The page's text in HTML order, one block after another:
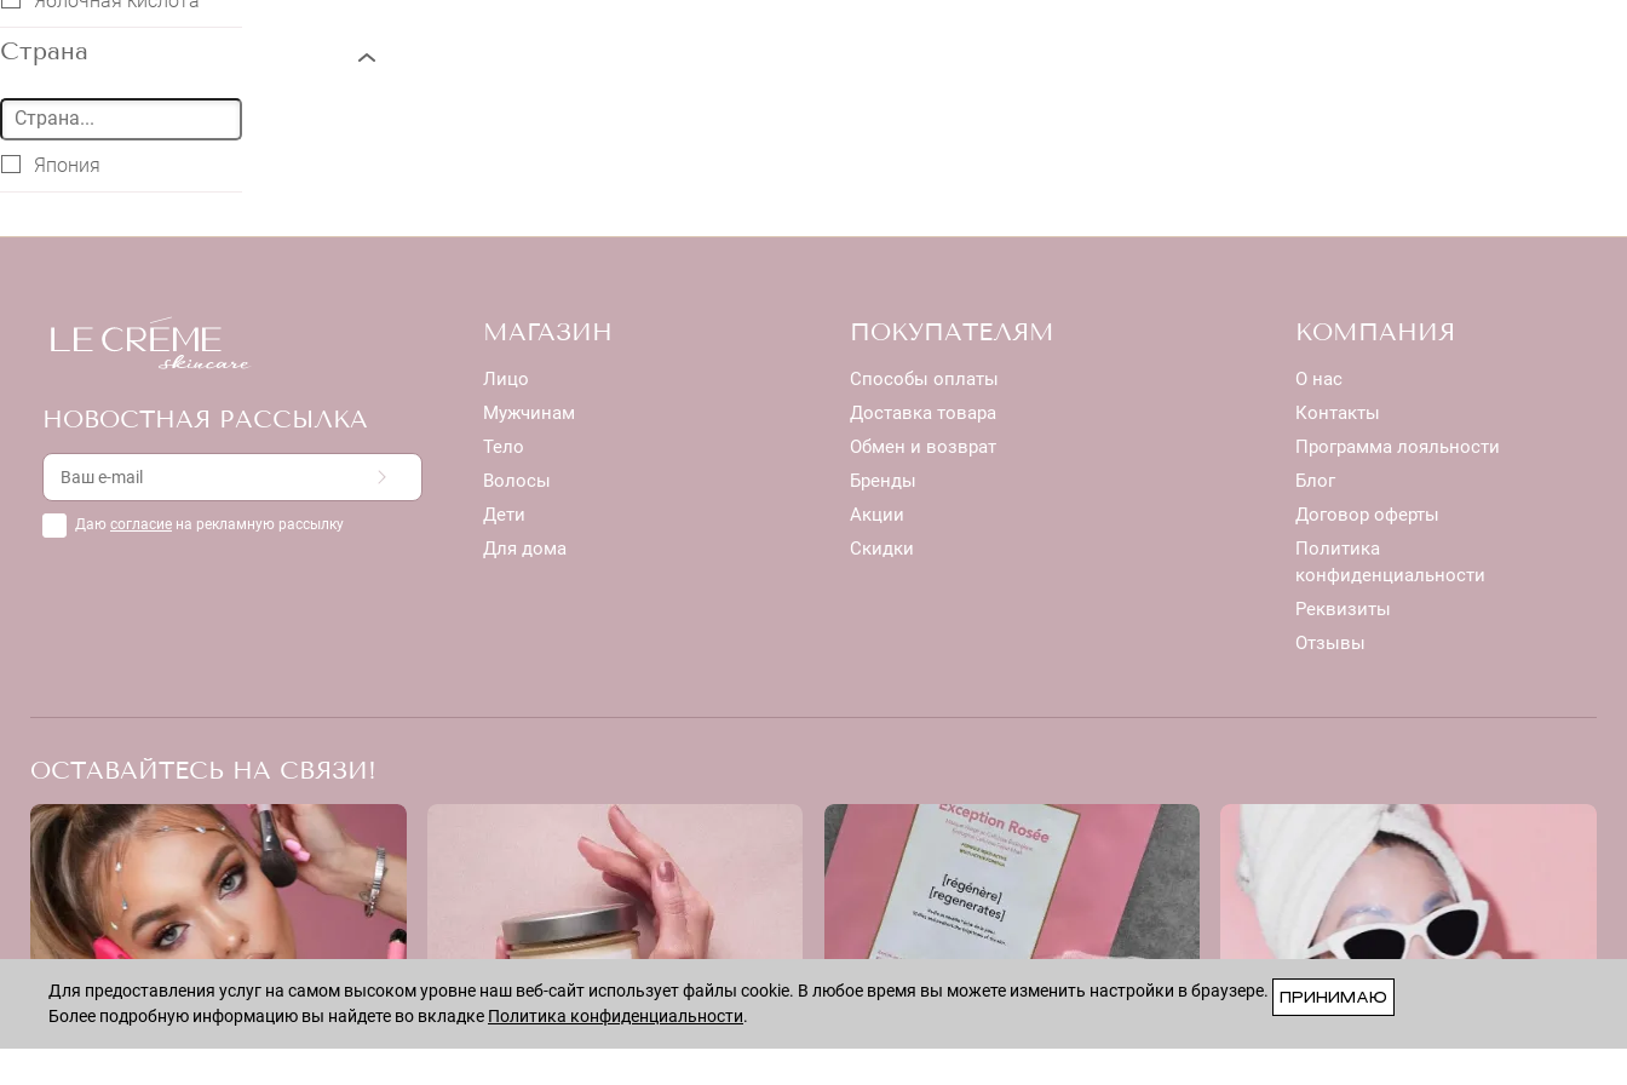
Страна
Япония
НОВОСТНАЯ РАССЫЛКА
Даю согласие на рекламную рассылку
МАГАЗИН
Лицо
Мужчинам
Тело
Волосы
Дети
Для дома
ПОКУПАТЕЛЯМ
Способы оплаты
Доставка товара
Обмен и возврат
Бренды
Акции
Скидки
КОМПАНИЯ
О нас
Контакты
Программа лояльности
Блог
Договор оферты
Политика
конфиденциальности
Реквизиты
Отзывы
ОСТАВАЙТЕСЬ НА СВЯЗИ!
Для предоставления услуг на самом высоком уровне наш веб-сайт использует файлы cookie. В любое время вы можете изменить настройки в браузере.
Более подробную информацию вы найдете во вкладке Политика конфиденциальности.
ПРИНИМАЮ